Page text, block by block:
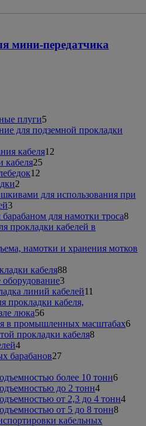
мини-передатчика
плуги55
товаров
для подземной прокладки
кабеля12
кабеля2525
12
2
товарадля использования при
33
товара
для намотки троса88
прокладки кабелей в
намотки и хранения мотков
кабеля8888
33
товара
линий кабелей11
прокладки кабеля,
люка5656
товаров
в промышленных масштабах66
прокладки кабеля88
44
товара
барабанов2727
более 10 тонн66
до 2 тонн44
товара
от 2,3 до 4 тонн44
от 5 до 8 тонн88
кабельных